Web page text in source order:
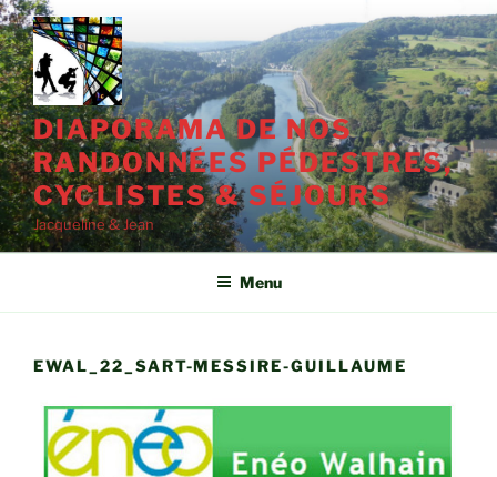
Aller
au
contenu
principal
DIAPORAMA DE NOS
RANDONNÉES PÉDESTRES,
CYCLISTES & SÉJOURS
Jacqueline & Jean
Menu
EWAL_22_SART-MESSIRE-GUILLAUME